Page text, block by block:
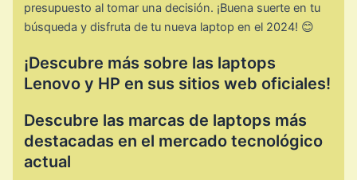
presupuesto al tomar una decisión. ¡Buena suerte en tu
búsqueda y disfruta de tu nueva laptop en el 2024! 😊
¡Descubre más sobre las laptops
Lenovo y HP en sus sitios web oficiales!
Descubre las marcas de laptops más
destacadas en el mercado tecnológico
actual